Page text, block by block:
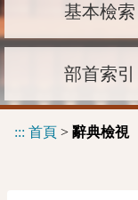
基本檢索
部首索引
::: 首頁 > 辭典檢視